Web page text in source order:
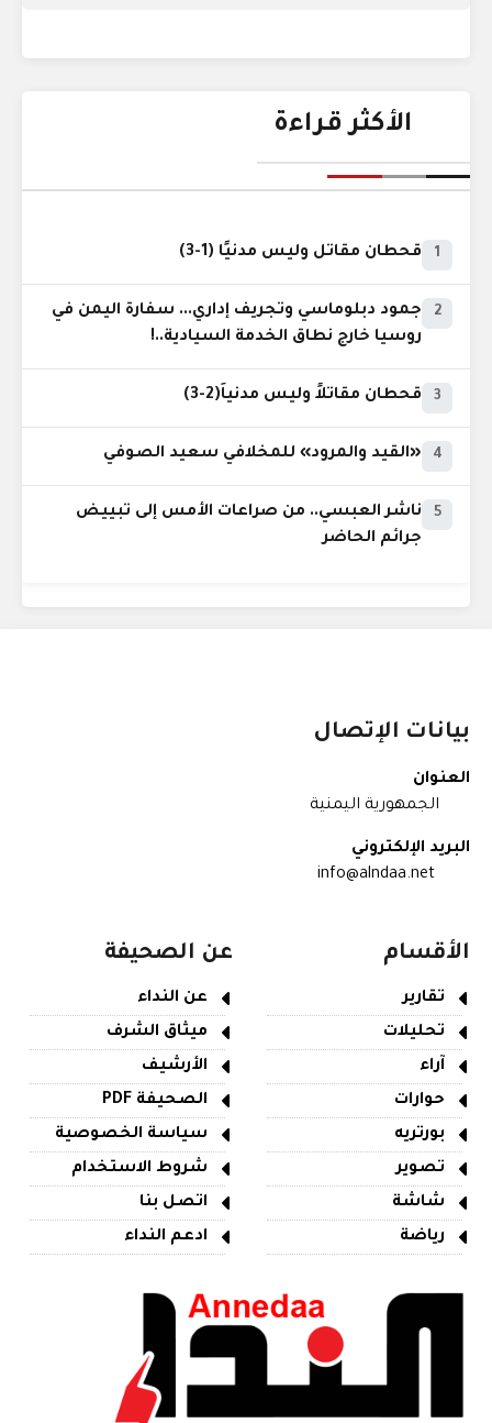
الأكثر قراءة
1 قحطان مقاتل وليس مدنيًا (1-3)
2
جمود دبلوماسي وتجريف إداري... سفارة اليمن في
روسيا خارج نطاق الخدمة السيادية..!
3 قحطان مقاتلاً وليس مدنياً(2-3)
4 «القيد والمرود» للمخلافي سعيد الصوفي
5
ناشر العبسي.. من صراعات الأمس إلى تبييض
جرائم الحاضر
بيانات الإتصال
العنوان
الجمهورية اليمنية
البريد الإلكتروني
info@alndaa.net
الأقسام
تقارير
تحليلات
آراء
حوارات
بورتريه
تصوير
شاشة
رياضة
عن الصحيفة
عن النداء
ميثاق الشرف
الأرشيف
الصحيفة PDF
سياسة الخصوصية
شروط الاستخدام
اتصل بنا
ادعم النداء